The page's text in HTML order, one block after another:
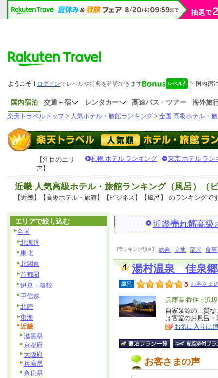
国内宿泊 交通＋宿 レンタカー 高速バス・ツアー
海外旅
楽天トラベルトップ> 人気ホテル・旅館ランキング > 全国 高級ホテル・
【注目のエリ
ア】
札幌 ホテル ランキング 東京 ホテル ラン
近畿 人気高級ホテル・旅館ランキング（風呂）（
【近畿】【高級ホテル・旅館】【ビジネス】【風呂】 のランキングで
近畿売れ筋高級
[ランキング項目] 総合 立地 部屋 食事
湯村温泉 佳泉
風呂 5 お客さま
エ
リ
ア
兵庫県 香住・浜
特
徴
自家泉源の上質
は客室のお風呂
お気に入りに
お客さまの声
エリアで絞り込む
全国
北海道
東北
北関東
首都圏
伊豆・箱根
甲信越
北陸
東海
近畿
滋賀県
京都府
大阪府
兵庫県
奈良県